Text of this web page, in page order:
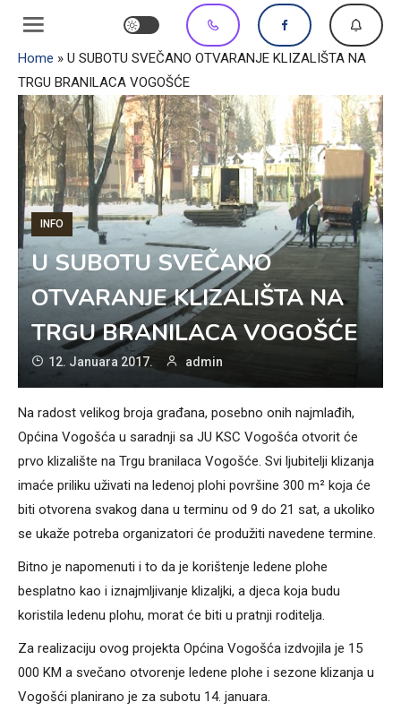
Home » U SUBOTU SVEČANO OTVARANJE KLIZALIŠTA NA
TRGU BRANILACA VOGOŠĆE
INFO
U SUBOTU SVEČANO
OTVARANJE KLIZALIŠTA NA
TRGU BRANILACA VOGOŠĆE
12. Januara 2017. admin
Na radost velikog broja građana, posebno onih najmlađih,
Općina Vogošća u saradnji sa JU KSC Vogošća otvorit će
prvo klizalište na Trgu branilaca Vogošće. Svi ljubitelji klizanja
imaće priliku uživati na ledenoj plohi površine 300 m² koja će
biti otvorena svakog dana u terminu od 9 do 21 sat, a ukoliko
se ukaže potreba organizatori će produžiti navedene termine.
Bitno je napomenuti i to da je korištenje ledene plohe
besplatno kao i iznajmljivanje klizaljki, a djeca koja budu
koristila ledenu plohu, morat će biti u pratnji roditelja.
Za realizaciju ovog projekta Općina Vogošća izdvojila je 15
000 KM a svečano otvorenje ledene plohe i sezone klizanja u
Vogošći planirano je za subotu 14. januara.